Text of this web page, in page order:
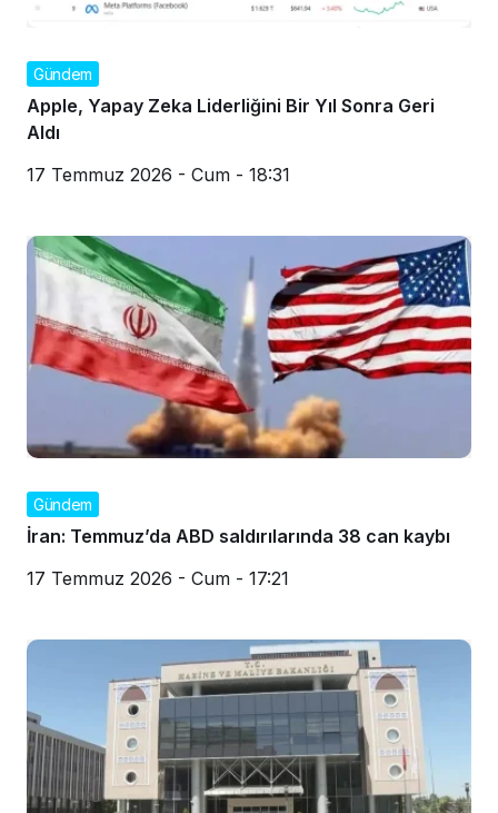
Gündem
Apple, Yapay Zeka Liderliğini Bir Yıl Sonra Geri
Aldı
17 Temmuz 2026 - Cum - 18:31
Gündem
İran: Temmuz’da ABD saldırılarında 38 can kaybı
17 Temmuz 2026 - Cum - 17:21